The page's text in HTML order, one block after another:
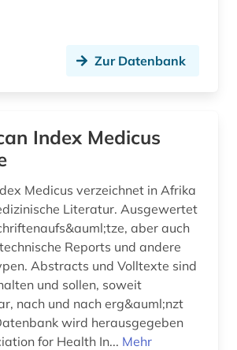
demographie (2)
designregister (1)
desinfektionsmittel (1)
deutsche forschungsgemeinschaft (1)
zur prüfung
gesundheitsschädlicher arbeitsstoffe (1)
Zur Datenbank
Index Medicus
Medicus verzeichnet in Afrika
Literatur. Ausgewertet
Reports und andere
Abstracts und Volltexte sind
und sollen, soweit
nach und nach erg&auml;nzt
wird herausgegeben
for Health In... Mehr